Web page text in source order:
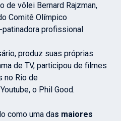
de vôlei Bernard Rajzman,
Comitê Olímpico
patinadora profissional
produz suas próprias
de TV, participou de filmes
no Rio de
o Phil Good.
como uma das maiores